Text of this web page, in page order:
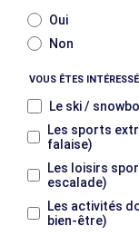
Oui
Non
VOUS ÊTES
Le ski /
Les sports
falaise)
Les loisirs
escalade)
Les activités
bien-être)